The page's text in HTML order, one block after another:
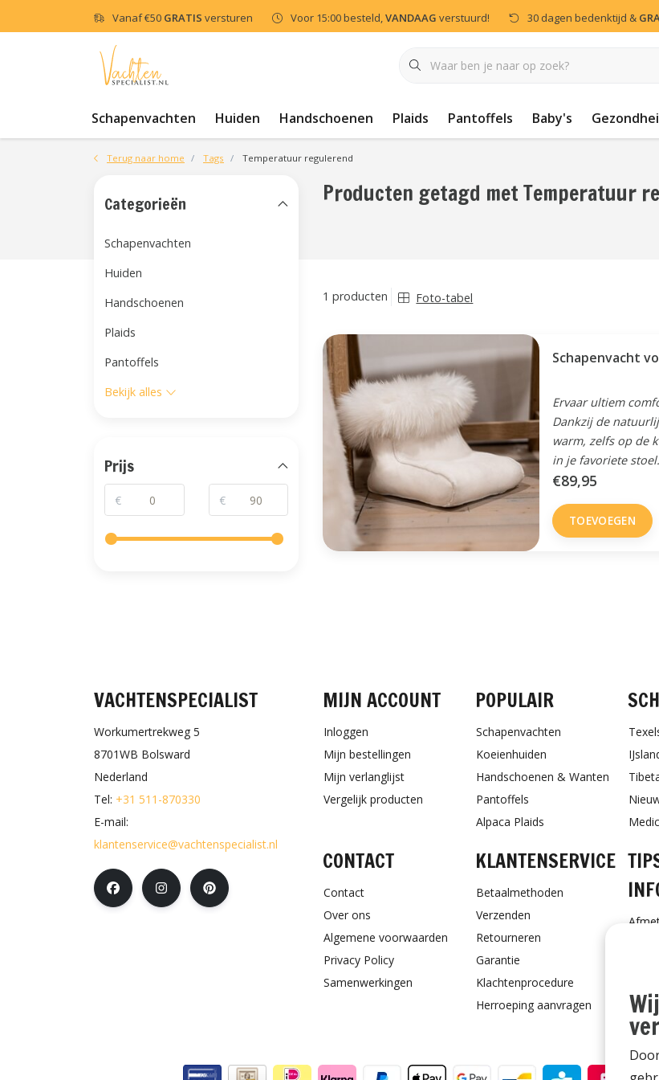
Vanaf€50 GRATIS versturen Voor 15:00 besteld,VANDAAG verstuurd! 30 dagen bedenktijd &
Schapenvachten Huiden Handschoenen Plaids Pantoffels Baby's
Terug naar home Tags Temperatuur regulerend
Producten getagd met Temperatuur
1 producten Foto-tabel
Schapenvacht
Ervaar ultiem
Dankzij de
warm, zelfs op de
in je favoriete stoel.
€89,95
TOEVOEGEN
Categorieën
Schapenvachten
Huiden
Handschoenen
Plaids
Pantoffels
Bekijk alles
Prijs
€ €
VACHTENSPECIALIST
Workumertrekweg 5
8701WB Bolsward
Nederland
Tel: +31 511-870330
E-mail:
klantenservice@vachtenspecialist.nl
MIJN ACCOUNT
Inloggen
Mijn bestellingen
Mijn verlanglijst
Vergelijk producten
POPULAIR
Schapenvachten
Koeienhuiden
Handschoenen & Wanten
Pantoffels
Alpaca Plaids
CONTACT
Contact
Over ons
Algemene voorwaarden
Privacy Policy
Samenwerkingen
KLANTENSERVICE
Betaalmethoden
Verzenden
Retourneren
Garantie
Klachtenprocedure
Herroeping aanvragen